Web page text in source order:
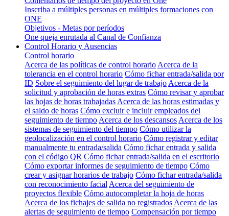
Inscriba a múltiples personas en múltiples formaciones con
ONE
Objetivos - Metas por períodos
One queja enrutada al Canal de Confianza
Control Horario y Ausencias
Control horario
Acerca de las políticas de control horario Acerca de la
tolerancia en el control horario Cómo fichar entrada/salida por
ID Sobre el seguimiento del lugar de trabajo Acerca de la
solicitud y aprobación de horas extras Cómo revisar y aprobar
las hojas de horas trabajadas Acerca de las horas estimadas y
el saldo de horas Cómo excluir e incluir empleados del
seguimiento de tiempo Acerca de los descansos Acerca de los
sistemas de seguimiento del tiempo Cómo utilizar la
geolocalización en el control horario Cómo registrar y editar
manualmente tu entrada/salida Cómo fichar entrada y salida
con el código QR Cómo fichar entrada/salida en el escritorio
Cómo exportar informes de seguimiento de tiempo Cómo
crear y asignar horarios de trabajo Cómo fichar entrada/salida
con reconocimiento facial Acerca del seguimiento de
proyectos flexible Cómo autocompletar la hoja de horas
Acerca de los fichajes de salida no registrados Acerca de las
alertas de seguimiento de tiempo Compensación por tiempo